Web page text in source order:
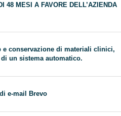
48 MESI A FAVORE DELL’AZIENDA
conservazione di materiali clinici,
un sistema automatico.
e-mail Brevo